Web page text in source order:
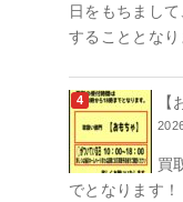
日をもちまし
することとなり
買
でとなります